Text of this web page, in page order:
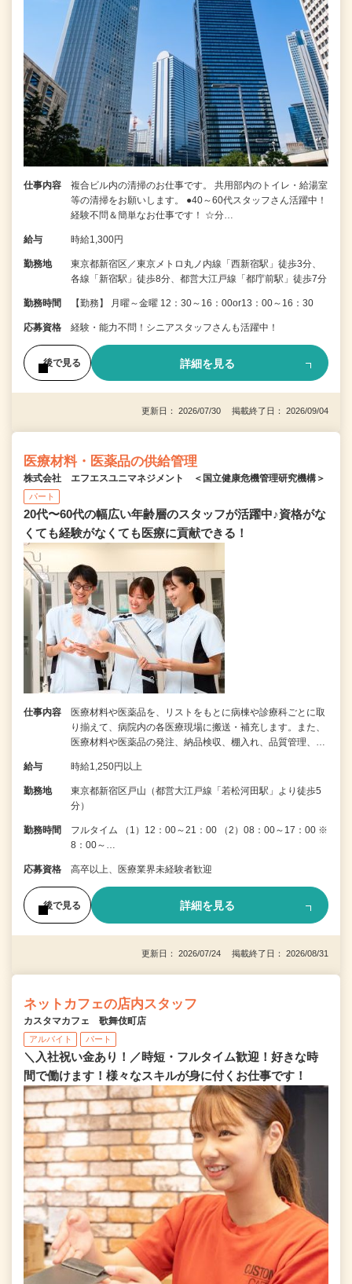
仕事内容
複合ビル内の清掃のお仕事です。 共用部内のトイレ・給湯室
等の清掃をお願いします。 ●40～60代スタッフさん活躍中！
経験不問＆簡単なお仕事です！ ☆分…
給与 時給1,300円
勤務地
東京都新宿区／東京メトロ丸ノ内線「西新宿駅」徒歩3分、
各線「新宿駅」徒歩8分、都営大江戸線「都庁前駅」徒歩7分
勤務時間 【勤務】 月曜～金曜 12：30～16：00or13：00～16：30
応募資格 経験・能力不問！シニアスタッフさんも活躍中！
後で見る 詳細を見る
更新日： 2026/07/30 掲載終了日： 2026/09/04
医療材料・医薬品の供給管理
株式会社 エフエスユニマネジメント ＜国立健康危機管理研究機構＞
パート
20代〜60代の幅広い年齢層のスタッフが活躍中♪資格がな
くても経験がなくても医療に貢献できる！
仕事内容
医療材料や医薬品を、リストをもとに病棟や診療科ごとに取
り揃えて、病院内の各医療現場に搬送・補充します。また、
医療材料や医薬品の発注、納品検収、棚入れ、品質管理、…
給与 時給1,250円以上
勤務地
東京都新宿区戸山（都営大江戸線「若松河田駅」より徒歩5
分）
勤務時間
フルタイム （1）12：00～21：00 （2）08：00～17：00 ※
8：00～…
応募資格 高卒以上、医療業界未経験者歓迎
後で見る 詳細を見る
更新日： 2026/07/24 掲載終了日： 2026/08/31
ネットカフェの店内スタッフ
カスタマカフェ 歌舞伎町店
アルバイト パート
＼入社祝い金あり！／時短・フルタイム歓迎！好きな時
間で働けます！様々なスキルが身に付くお仕事です！